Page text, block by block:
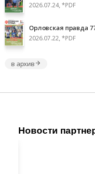
2026.07.24, *PDF
Орловская правда
2026.07.22, *PDF
в архив
Новости